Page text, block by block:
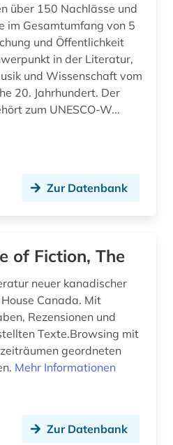
über 150 Nachlässe und
im Gesamtumfang von 5
und Öffentlichkeit
in der Literatur,
und Wissenschaft vom
20. Jahrhundert. Der
zum UNESCO-W...
Zur Datenbank
of Fiction, The
neuer kanadischer
Canada. Mit
Rezensionen und
Texte.Browsing mit
geordneten
Mehr Informationen
Zur Datenbank